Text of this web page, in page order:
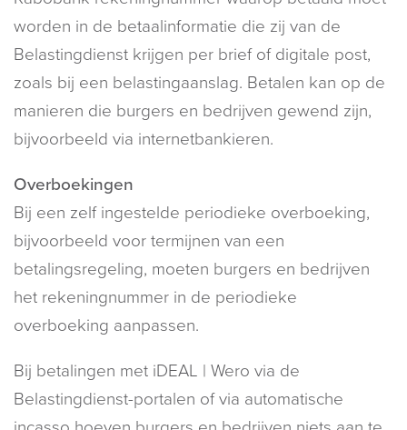
worden in de betaalinformatie die zij van de
Belastingdienst krijgen per brief of digitale post,
zoals bij een belastingaanslag. Betalen kan op de
manieren die burgers en bedrijven gewend zijn,
bijvoorbeeld via internetbankieren.
Overboekingen
Bij een zelf ingestelde periodieke overboeking,
bijvoorbeeld voor termijnen van een
betalingsregeling, moeten burgers en bedrijven
het rekeningnummer in de periodieke
overboeking aanpassen.
Bij betalingen met iDEAL | Wero via de
Belastingdienst-portalen of via automatische